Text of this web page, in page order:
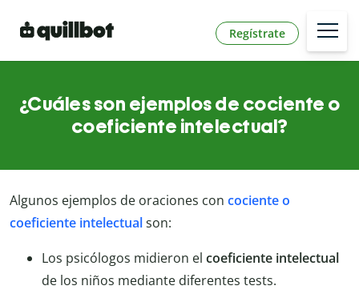
Regístrate
¿Cuáles son ejemplos de cociente o
coeficiente intelectual?
Algunos ejemplos de oraciones con cociente o
coeficiente intelectualson:
Los psicólogos midieron el coeficiente intelectual
de los niños mediante diferentes tests.